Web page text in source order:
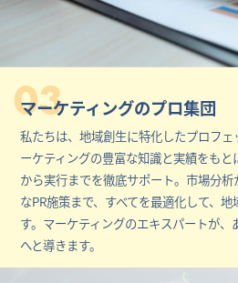
03
マーケティングのプロ集団
私たちは、地域創生に特化したプロフ
ーケティングの豊富な知識と実績をも
から実行までを徹底サポート。市場分
なPR施策まで、すべてを最適化して、
す。マーケティングのエキスパートが
へと導きます。